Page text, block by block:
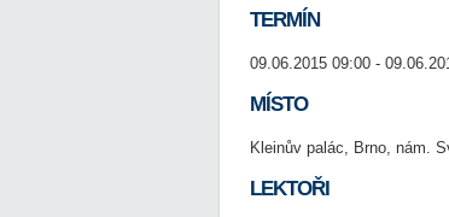
TERMÍN
09.06.2015 09:00 -
MÍSTO
Kleinův palác, Brno, nám.
LEKTOŘI